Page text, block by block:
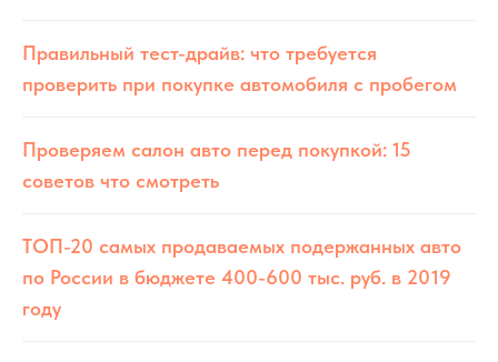
Правильный тест-драйв: что требуется
проверить при покупке автомобиля с пробегом
Проверяем салон авто перед покупкой: 15
советов что смотреть
ТОП-20 самых продаваемых подержанных авто
по России в бюджете 400-600 тыс. руб. в 2019
году